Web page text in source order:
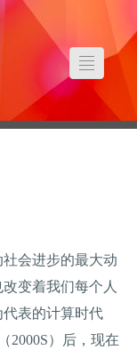
会进步的最大动
变着我们每个人
表的计算时代
2000S）后，现在